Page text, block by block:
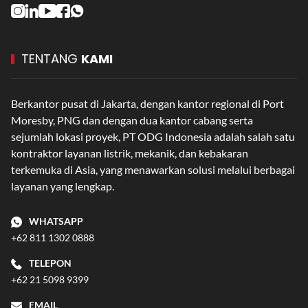
TENTANG KAMI
Berkantor pusat di Jakarta, dengan kantor regional di Port
Moresby, PNG dan dengan dua kantor cabang serta
sejumlah lokasi proyek, PT ODG Indonesia adalah salah satu
kontraktor layanan listrik, mekanik, dan kebakaran
terkemuka di Asia, yang menawarkan solusi melalui berbagai
layanan yang lengkap.
WHATSAPP
+62 811 1302 0888
TELEPON
+62 21 5098 9399
EMAIL